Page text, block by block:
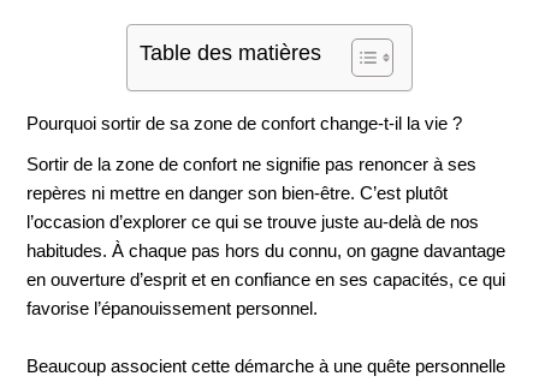
Table des matières
Pourquoi sortir de sa zone de confort change-t-il la vie ?
Sortir de la zone de confort ne signifie pas renoncer à ses
repères ni mettre en danger son bien-être. C’est plutôt
l’occasion d’explorer ce qui se trouve juste au-delà de nos
habitudes. À chaque pas hors du connu, on gagne davantage
en ouverture d’esprit et en confiance en ses capacités, ce qui
favorise l’épanouissement personnel.
Beaucoup associent cette démarche à une quête personnelle